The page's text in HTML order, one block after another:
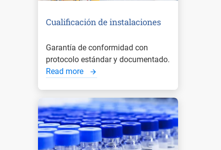
Cualificación de instalaciones
Garantía de conformidad con
protocolo estándar y documentado.
Read more